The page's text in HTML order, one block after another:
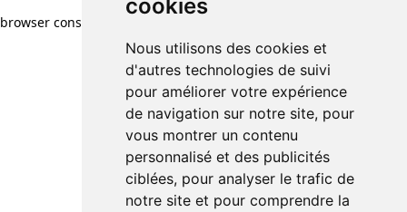
cookies
Nous utilisons des cookies et
d'autres technologies de suivi
pour améliorer votre expérience
de navigation sur notre site, pour
vous montrer un contenu
personnalisé et des publicités
ciblées, pour analyser le trafic de
notre site et pour comprendre la
browser console for more information)